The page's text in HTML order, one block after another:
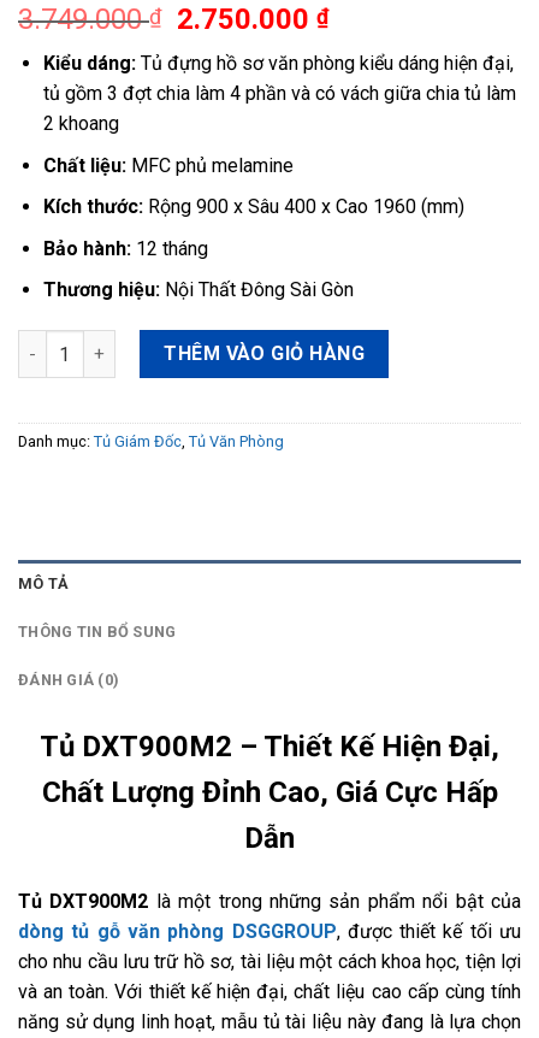
3.749.000₫
Giá
gốc
là:
3.749.000 ₫.
2.750.000₫Giá
hiện
tại
là:
Kiểu dáng:Tủ đựng hồ sơ văn phòng kiểu dáng hiện đại,
tủ gồm 3 đợt chia làm 4 phần và có vách giữa chia tủ làm
2 khoang
Chất liệu:MFC phủ melamine
Kích thước:Rộng 900 x Sâu 400 x Cao 1960 (mm)
Bảo hành:12 tháng
Thương hiệu:Nội Thất Đông Sài Gòn
Tủ DXT900M2 số lượngTHÊM VÀO GIỎ HÀNG
Danh mục: Tủ Giám Đốc, Tủ Văn Phòng
MÔ TẢ
THÔNG TIN BỔ SUNG
ĐÁNH GIÁ (0)
Tủ DXT900M2 – Thiết Kế Hiện Đại,
Chất Lượng Đỉnh Cao, Giá Cực Hấp
Dẫn
Tủ DXT900M2 là một trong những sản phẩm nổi bật của
dòng tủ gỗ văn phòng DSGGROUP, được thiết kế tối ưu
cho nhu cầu lưu trữ hồ sơ, tài liệu một cách khoa học, tiện lợi
và an toàn. Với thiết kế hiện đại, chất liệu cao cấp cùng tính
năng sử dụng linh hoạt, mẫu tủ tài liệu này đang là lựa chọn